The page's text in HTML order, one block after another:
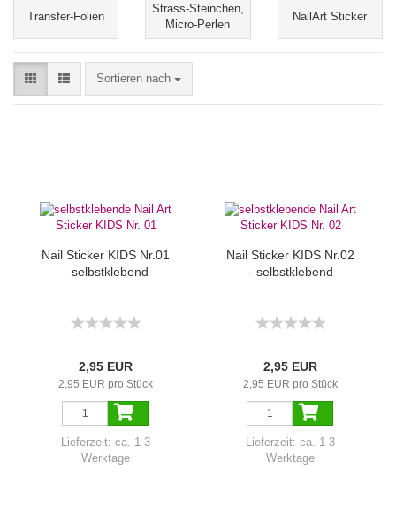
Transfer-Folien
Strass-Steinchen,
Micro-Perlen
NailArt Sticker
Sortieren nach
Nail Sticker KIDS Nr.01
- selbstklebend
2,95 EUR
2,95 EUR pro Stück
Lieferzeit: ca. 1-3
Werktage
Nail Sticker KIDS Nr.02
- selbstklebend
2,95 EUR
2,95 EUR pro Stück
Lieferzeit: ca. 1-3
Werktage